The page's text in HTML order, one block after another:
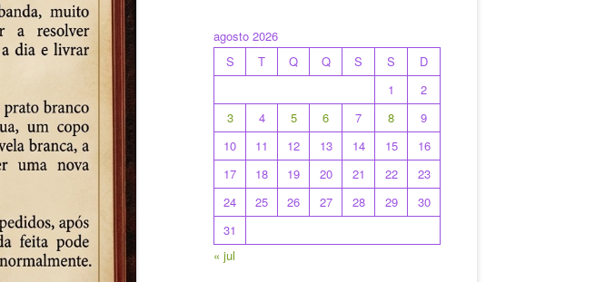
agosto 2026
S
T Q Q S S
D
1
2
3
4 5 6 7 8
9
10
11 12 13 14 15
16
17
18 19 20 21 22
23
24
25 26 27 28 29
30
31
« jul